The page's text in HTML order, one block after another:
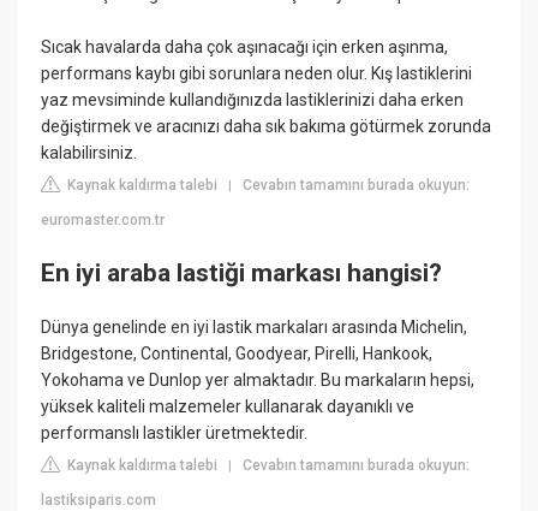
Sıcak havalarda daha çok aşınacağı için erken aşınma,
performans kaybı gibi sorunlara neden olur. Kış lastiklerini
yaz mevsiminde kullandığınızda lastiklerinizi daha erken
değiştirmek ve aracınızı daha sık bakıma götürmek zorunda
kalabilirsiniz.
Kaynak kaldırma talebi |Cevabın tamamını burada okuyun:
euromaster.com.tr
En iyi araba lastiği markası hangisi?
Dünya genelinde en iyi lastik markaları arasında Michelin,
Bridgestone, Continental, Goodyear, Pirelli, Hankook,
Yokohama ve Dunlop yer almaktadır. Bu markaların hepsi,
yüksek kaliteli malzemeler kullanarak dayanıklı ve
performanslı lastikler üretmektedir.
Kaynak kaldırma talebi |Cevabın tamamını burada okuyun:
lastiksiparis.com